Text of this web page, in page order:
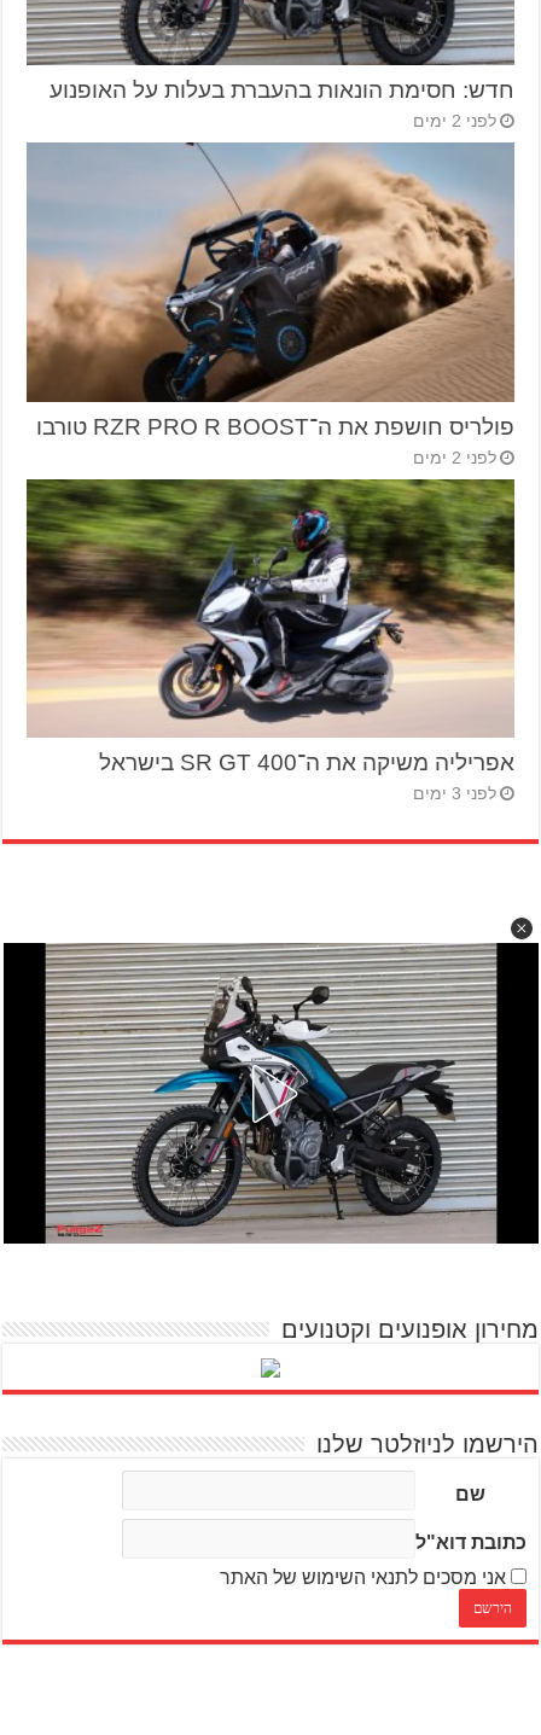
חדש: חסימת הונאות בהעברת בעלות על האופנוע
לפני 2 ימים
פולריס חושפת את ה־RZR PRO R BOOST טורבו
לפני 2 ימים
אפריליה משיקה את ה־SR GT 400 בישראל
לפני 3 ימים
מחירון אופנועים וקטנועים
הירשמו לניוזלטר שלנו
שם
כתובת דוא"ל
אני מסכים לתנאי השימוש של האתר